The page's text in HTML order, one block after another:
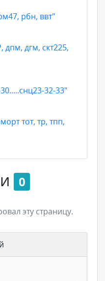
рбн, ввт"
дгм, скт225,
32-33"
тот, тр, тпп,
0
эту страницу.